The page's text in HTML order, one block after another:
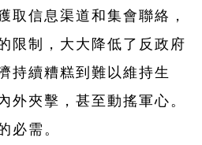
取信息渠道和集會聯絡，
限制，大大降低了反政府
持續糟糕到難以維持生
外夾擊，甚至動搖軍心。
必需。